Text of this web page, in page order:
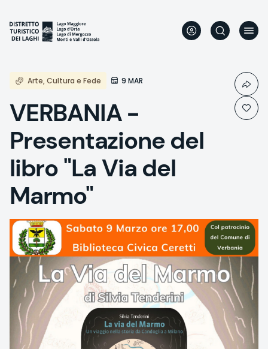
contenu
principal
Arte, Cultura e Fede 9 MAR
VERBANIA -
Presentazione del
libro "La Via del
Marmo"